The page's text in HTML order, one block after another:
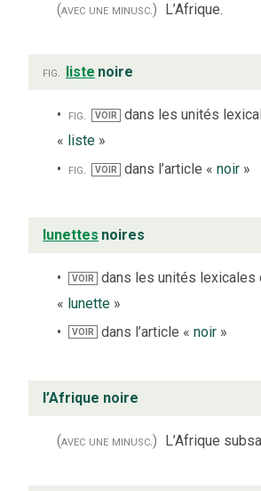
(avec une minusc.) L’Afrique.
fig. liste noire
fig. VOIR
dans les unités
« liste »
fig.
VOIR dans l’article « noir»
lunettes noires
VOIR
dans les unités lexicales
« lunette »
VOIR dans l’article «noir »
l’Afrique noire
(avec une minusc.) L’Afrique